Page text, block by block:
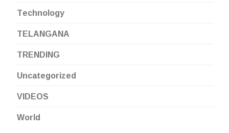
Technology
TELANGANA
TRENDING
Uncategorized
VIDEOS
World